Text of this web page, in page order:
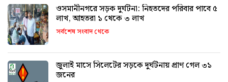
ওসমানীনগরে সড়ক দুর্ঘটনা: নিহতদের পরিবার পাবে ৫
লাখ, আহতরা ১ থেকে ৩ লাখ
সর্বশেষ সংবাদ থেকে
জুলাই মাসে সিলেটের সড়কে দুর্ঘটনায় প্রাণ গেল ৩১
জনের